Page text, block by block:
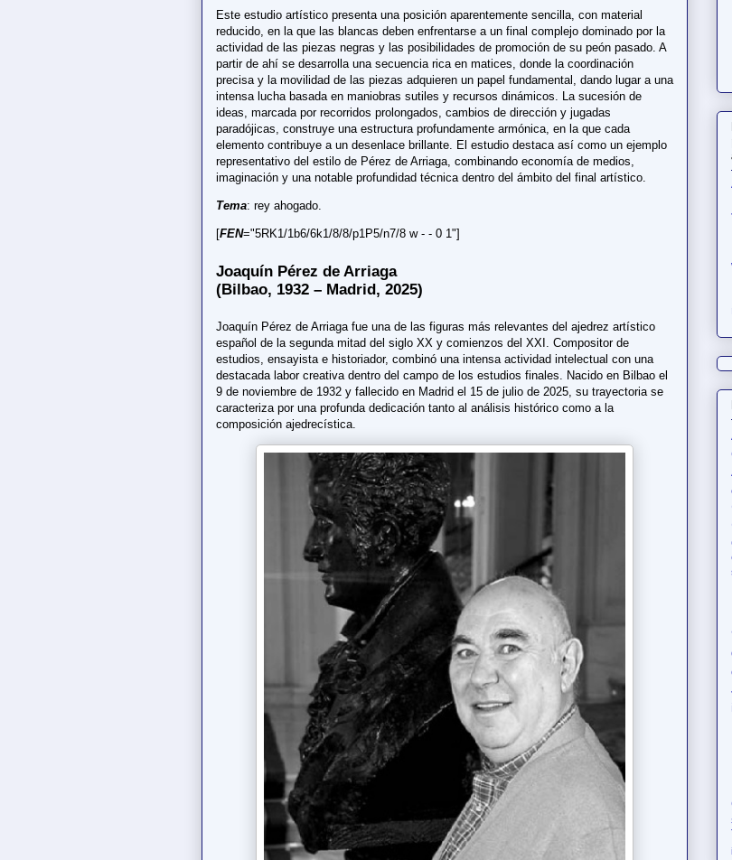
Este estudio artístico presenta una posición aparentemente sencilla, con material
reducido, en la que las blancas deben enfrentarse a un final complejo dominado por la
actividad de las piezas negras y las posibilidades de promoción de su peón pasado. A
partir de ahí se desarrolla una secuencia rica en matices, donde la coordinación
precisa y la movilidad de las piezas adquieren un papel fundamental, dando lugar a una
intensa lucha basada en maniobras sutiles y recursos dinámicos. La sucesión de
ideas, marcada por recorridos prolongados, cambios de dirección y jugadas
paradójicas, construye una estructura profundamente armónica, en la que cada
elemento contribuye a un desenlace brillante. El estudio destaca así como un ejemplo
representativo del estilo de Pérez de Arriaga, combinando economía de medios,
imaginación y una notable profundidad técnica dentro del ámbito del final artístico.
Tema: rey ahogado.
[FEN="5RK1/1b6/6k1/8/8/p1P5/n7/8 w - - 0 1"]
Joaquín Pérez de Arriaga
(Bilbao, 1932 – Madrid, 2025)
Joaquín Pérez de Arriaga fue una de las figuras más relevantes del ajedrez artístico
español de la segunda mitad del siglo XX y comienzos del XXI. Compositor de
estudios, ensayista e historiador, combinó una intensa actividad intelectual con una
destacada labor creativa dentro del campo de los estudios finales. Nacido en Bilbao el
9 de noviembre de 1932 y fallecido en Madrid el 15 de julio de 2025, su trayectoria se
caracteriza por una profunda dedicación tanto al análisis histórico como a la
composición ajedrecística.